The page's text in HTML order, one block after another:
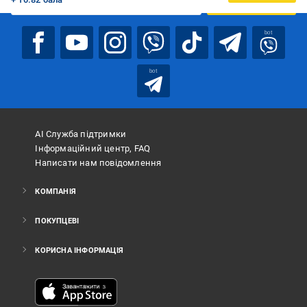
bot
bot
АІ Служба підтримки
Інформаційний центр, FAQ
Написати нам повідомлення
КОМПАНІЯ
ПОКУПЦЕВІ
КОРИСНА ІНФОРМАЦІЯ